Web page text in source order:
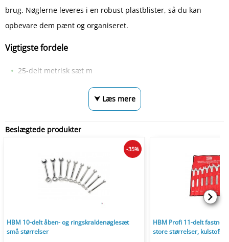
brug. Nøglerne leveres i en robust plastblister, så du kan
opbevare dem pænt og organiseret.
Vigtigste fordele
25-delt metrisk sæt m
⮟ Læs mere
Beslægtede produkter
HBM 10-delt åben- og ringskraldenøglesæt
små størrelser
-35%
HBM Profi 11-delt
store størrelser, kulstofstål